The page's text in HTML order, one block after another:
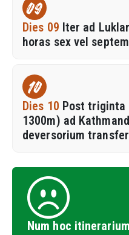
09
Dies 09 Iter ad
horas sex vel
10
Dies 10 Post
1300m) ad
deversorium
Num hoc